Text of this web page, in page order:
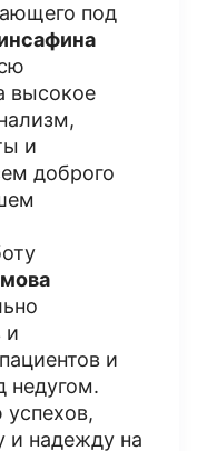
под
высокое
и
доброго
и
и
недугом.
и надежду на